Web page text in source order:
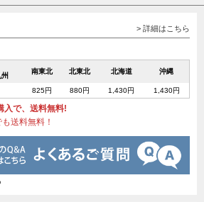
> 詳細はこちら
南東北 北東北 北海道 沖縄
825円 880円 1,430円 1,430円
入で、送料無料!
送料無料！